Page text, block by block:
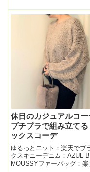
ざっくりシルエット。袖長
Bigなのが良き。この手編み
ローゲージ。バッグもカジ
ルにモコモコのトートバッグ
で。HAYNI...
休日のカジュアルコ
プチプラで組み立てる
ックスコーデ
ゆるっとニット：楽天でブ
クスキニーデニム：AZUL
MOUSSYファーバッグ：楽